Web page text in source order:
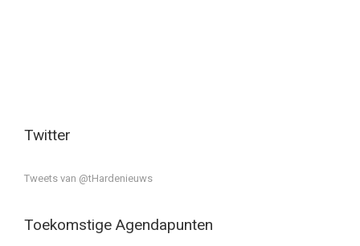
Twitter
Tweets van @tHardenieuws
Toekomstige Agendapunten